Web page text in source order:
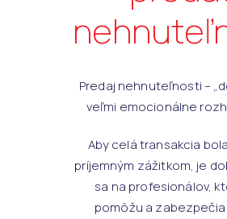
Predaj nehnuteľnosti –
veľmi emocionálne
Aby celá transakcia
príjemným zážitkom, je
sa na profesionálov,
pomôžu a